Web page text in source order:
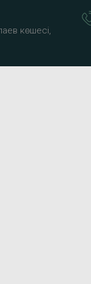
көшесі,